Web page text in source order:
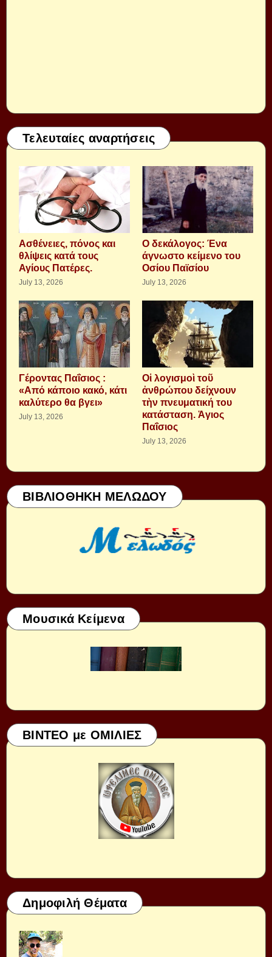
Τελευταίες αναρτήσεις
Aσθένειες, πόνος και
θλίψεις κατά τους
Αγίους Πατέρες.
July 13, 2026
Ο δεκάλογος: Ένα
άγνωστο κείμενο του
Οσίου Παϊσίου
July 13, 2026
Γέροντας Παΐσιος :
«Από κάποιο κακό, κάτι
καλύτερο θα βγει»
July 13, 2026
Οἱ λογισμοὶ τοῦ
ἀνθρώπου δείχνουν
τὴν πνευματική του
κατάσταση. Ἁγιος
Παΐσιος
July 13, 2026
ΒΙΒΛΙΟΘΗΚΗ ΜΕΛΩΔΟΥ
Μουσικά Κείμενα
ΒΙΝΤΕΟ με ΟΜΙΛΙΕΣ
Δημοφιλή Θέματα